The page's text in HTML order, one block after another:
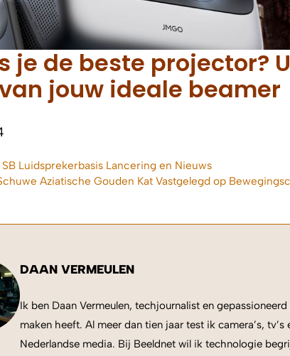
je de beste projector?
jouw ideale beamer
Luidsprekerbasis Lancering en Nieuws
Aziatische Gouden Kat Vastgelegd op
DAAN VERMEULEN
Ik ben Daan Vermeulen, techjournalist en
maken heeft. Al meer dan tien jaar test ik camera’s,
Nederlandse media. Bij Beeldnet wil ik technologie